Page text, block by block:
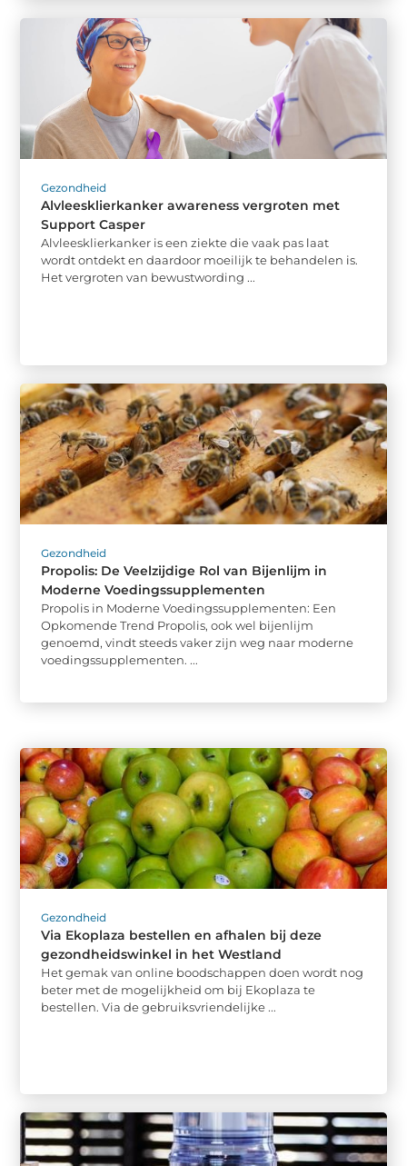
Gezondheid
Alvleesklierkanker awareness vergroten met
Support Casper
Alvleesklierkanker is een ziekte die vaak pas laat
wordt ontdekt en daardoor moeilijk te behandelen is.
Het vergroten van bewustwording ...
Gezondheid
Propolis: De Veelzijdige Rol van Bijenlijm in
Moderne Voedingssupplementen
Propolis in Moderne Voedingssupplementen: Een
Opkomende Trend Propolis, ook wel bijenlijm
genoemd, vindt steeds vaker zijn weg naar moderne
voedingssupplementen. ...
Gezondheid
Via Ekoplaza bestellen en afhalen bij deze
gezondheidswinkel in het Westland
Het gemak van online boodschappen doen wordt nog
beter met de mogelijkheid om bij Ekoplaza te
bestellen. Via de gebruiksvriendelijke ...